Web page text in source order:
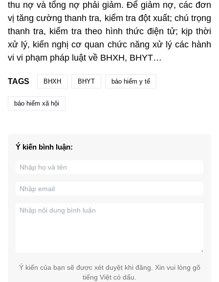
thu nợ và tổng nợ phải giảm. Để giảm nợ, các đơn
vị tăng cường thanh tra, kiểm tra đột xuất; chú trọng
thanh tra, kiểm tra theo hình thức điện tử; kịp thời
xử lý, kiến nghị cơ quan chức năng xử lý các hành
vi vi phạm pháp luật về BHXH, BHYT…
TAGS BHXH BHYT bảo hiểm y tế
bảo hiểm xã hội
Ý kiến bình luận:
Ý kiến của bạn sẽ được xét duyệt khi đăng. Xin vui lòng gõ
tiếng Việt có dấu.